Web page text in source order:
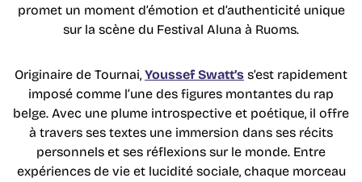
promet un moment d’émotion et d’authenticité unique
sur la scène du Festival Aluna à Ruoms.
Originaire de Tournai, Youssef Swatt’s s’est rapidement
imposé comme l’une des figures montantes du rap
belge. Avec une plume introspective et poétique, il offre
à travers ses textes une immersion dans ses récits
personnels et ses réflexions sur le monde. Entre
expériences de vie et lucidité sociale, chaque morceau